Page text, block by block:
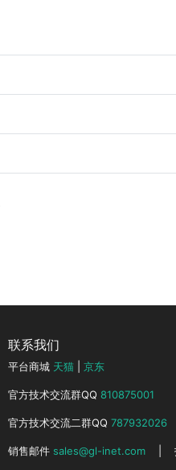
联系我们
平台商城 天猫 京东
官方技术交流群QQ 810875001
官方技术交流二群QQ 787932026
销售邮件 sales@gl-inet.com